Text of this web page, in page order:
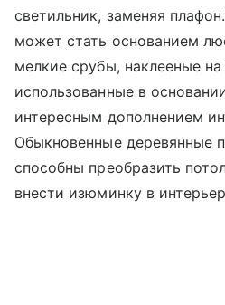
светильник, заменяя
может стать основанием
мелкие срубы, наклееные
использованные в
интересным дополнением
Обыкновенные деревянные
способны преобразить
внести изюминку в